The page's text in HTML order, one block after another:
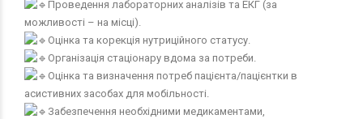
Проведення лабораторних аналізів та ЕКГ (за
можливості – на місці).
Оцінка та корекція нутриційного статусу.
Організація стаціонару вдома за потреби.
Оцінка та визначення потреб пацієнта/пацієнтки в
асистивних засобах для мобільності.
Забезпечення необхідними медикаментами,